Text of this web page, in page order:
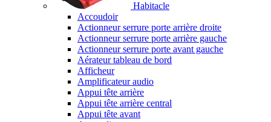
Habitacle
Accoudoir
Actionneur serrure porte arrière droite
Actionneur serrure porte arrière gauche
Actionneur serrure porte avant gauche
Aérateur tableau de bord
Afficheur
Amplificateur audio
Appui tête arrière
Appui tête arrière central
Appui tête avant